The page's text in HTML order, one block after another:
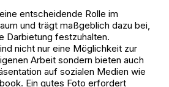
entscheidende Rolle im
und trägt maßgeblich dazu bei,
Darbietung festzuhalten.
nicht nur eine Möglichkeit zur
Arbeit sondern bieten auch
auf sozialen Medien wie
Ein gutes Foto erfordert